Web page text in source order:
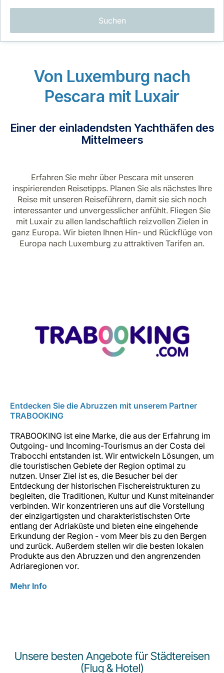
LuxairGroup
Karriere bei LuxairGroup
Suchen
Von Luxemburg nach
Pescara mit Luxair
Einer der einladendsten Yachthäfen des
Mittelmeers
Erfahren Sie mehr über Pescara mit unseren
inspirierenden Reisetipps. Planen Sie als nächstes Ihre
Reise mit unseren Reiseführern, damit sie sich noch
interessanter und unvergesslicher anfühlt. Fliegen Sie
mit Luxair zu allen landschaftlich reizvollen Zielen in
ganz Europa. Wir bieten Ihnen Hin- und Rückflüge von
Europa nach Luxemburg zu attraktiven Tarifen an.
Entdecken Sie die Abruzzen mit unserem Partner
TRABOOKING
TRABOOKING ist eine Marke, die aus der Erfahrung im
Outgoing- und Incoming-Tourismus an der Costa dei
Trabocchi entstanden ist. Wir entwickeln Lösungen, um
die touristischen Gebiete der Region optimal zu
nutzen. Unser Ziel ist es, die Besucher bei der
Entdeckung der historischen Fischereistrukturen zu
begleiten, die Traditionen, Kultur und Kunst miteinander
verbinden. Wir konzentrieren uns auf die Vorstellung
der einzigartigsten und charakteristischsten Orte
entlang der Adriaküste und bieten eine eingehende
Erkundung der Region - vom Meer bis zu den Bergen
und zurück. Außerdem stellen wir die besten lokalen
Produkte aus den Abruzzen und den angrenzenden
Adriaregionen vor.
Mehr Info
Unsere besten Angebote für Städtereisen
(Flug & Hotel)